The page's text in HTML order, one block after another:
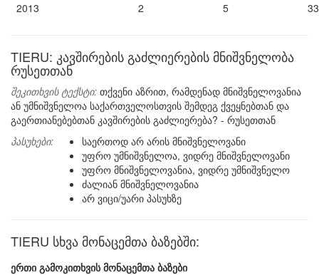
2013
2 5 33
TIERU: კავშირების გაძლიერების მნიშვნელობა
რუსეთთან
შეკითხვის ტექსტი: თქვენი აზრით, რამდენად მნიშვნელოვანია
ან უმნიშვნელოა საქართველოსთვის შემდეგ ქვეყნებთან და
გაერთიანებებთან კავშირების გაძლიერება? - რუსეთთან
პასუხები:
საერთოდ არ არის მნიშვნელოვანი
უფრო უმნიშვნელოა, ვიდრე მნიშვნელოვანი
უფრო მნიშვნელოვანია, ვიდრე უმნიშვნელო
ძალიან მნიშვნელოვანია
არ ვიცი/უარი პასუხზე
TIERU სხვა მონაცემთა ბაზებში:
ერთი გამოკითხვის მონაცემთა ბაზები